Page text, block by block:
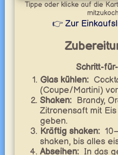
Tippe oder klicke auf die
👉 Zur
Schritt-
Glas kühlen:
(Coupe/Martini)
Shaken: Brandy,
Zitronensaft mit
geben.
Kräftig shaken:
shaken, bis alles
Abseihen: In das